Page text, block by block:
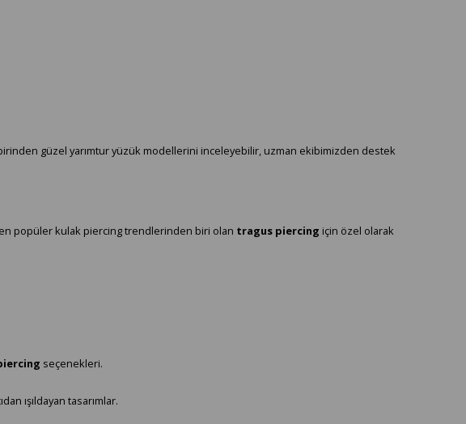
güzel yarımtur yüzük modellerini inceleyebilir, uzman ekibimizden destek
en popüler kulak piercing trendlerinden biri olan tragus piercing için özel olarak
seçenekleri.
ışıldayan tasarımlar.